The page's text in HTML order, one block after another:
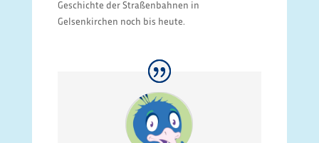
Geschichte der Straßenbahnen in
Gelsenkirchen noch bis heute.